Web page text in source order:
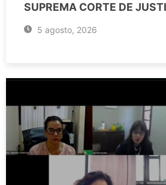
SUPREMA CORTE DE
5 agosto, 2026